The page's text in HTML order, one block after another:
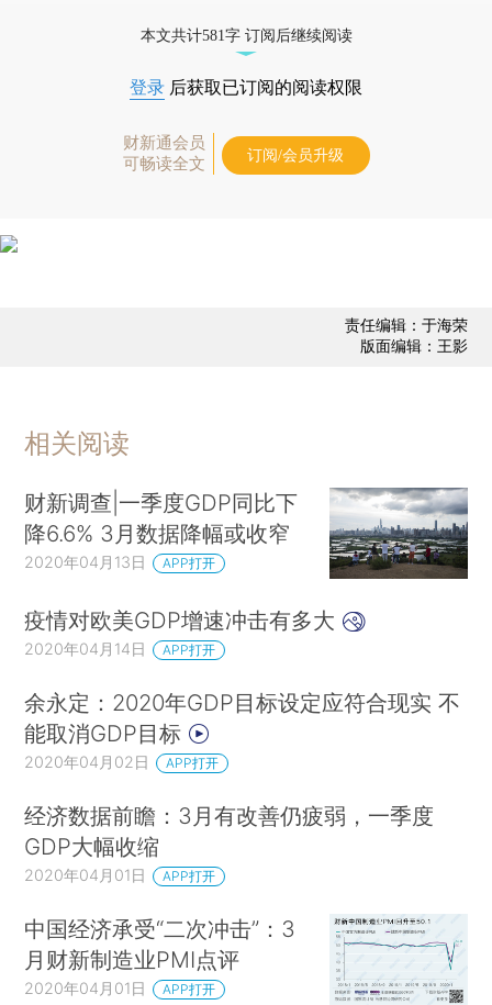
本文共计581字 订阅后继续阅读
登录 后获取已订阅的阅读权限
财新通会员
可畅读全文
订阅/会员升级
责任编辑：于海荣
版面编辑：王影
相关阅读
财新调查|一季度GDP同比下
降6.6% 3月数据降幅或收窄
2020年04月13日 APP打开
疫情对欧美GDP增速冲击有多大
2020年04月14日 APP打开
余永定：2020年GDP目标设定应符合现实 不
能取消GDP目标
2020年04月02日 APP打开
经济数据前瞻：3月有改善仍疲弱，一季度
GDP大幅收缩
2020年04月01日 APP打开
中国经济承受“二次冲击”：3
月财新制造业PMI点评
2020年04月01日 APP打开